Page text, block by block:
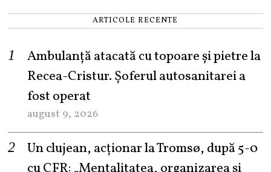
ARTICOLE RECENTE
Ambulanță atacată cu topoare și pietre la
Recea-Cristur. Șoferul autosanitarei a
fost operat
august 9, 2026
Un clujean, acționar la Tromsø, după 5-0